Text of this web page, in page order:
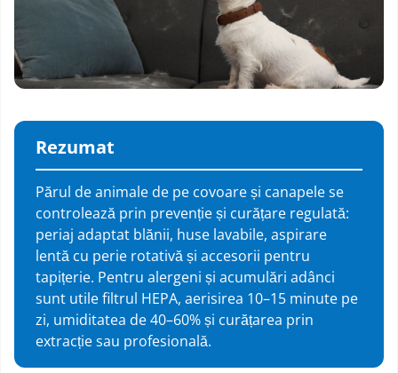
Rezumat
Părul de animale de pe covoare și canapele se
controlează prin prevenție și curățare regulată:
periaj adaptat blănii, huse lavabile, aspirare
lentă cu perie rotativă și accesorii pentru
tapițerie. Pentru alergeni și acumulări adânci
sunt utile filtrul HEPA, aerisirea 10–15 minute pe
zi, umiditatea de 40–60% și curățarea prin
extracție sau profesională.